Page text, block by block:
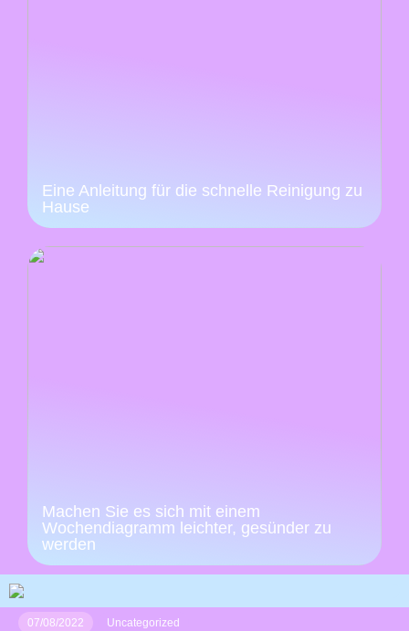
Eine Anleitung für die schnelle Reinigung zu
Hause
Machen Sie es sich mit einem
Wochendiagramm leichter, gesünder zu
werden
07/08/2022 Uncategorized